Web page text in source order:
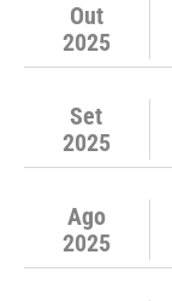
Out
2025
Set
2025
Ago
2025